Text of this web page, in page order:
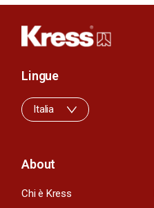
About
Chi è Kress
Lingue
Italia